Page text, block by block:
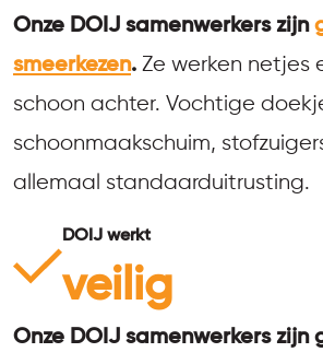
Onze DOIJ samenwerkers zijn
smeerkezen. Ze werken netjes
schoon achter. Vochtige
schoonmaakschuim,
allemaal standaarduitrusting.
DOIJ werkt
veilig
Onze DOIJ samenwerkers zijn